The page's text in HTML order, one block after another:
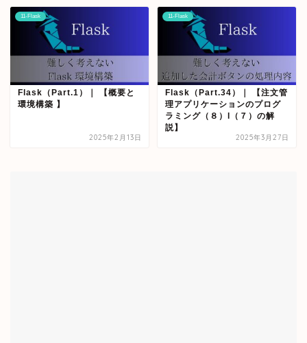
11-Flask
Flask（Part.1）｜ 【概要と
環境構築 】
2025年2月13日
11-Flask
Flask（Part.34）｜ 【注文管
理アプリケーションのプログ
ラミング（８）l（７）の解
説】
2025年3月27日